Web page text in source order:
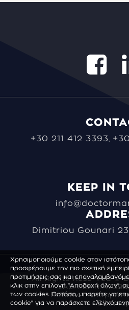
+30 211 412 3393
KEEP IN
Dimitriou Gounari
All Rights Reserved ©
Αρ. ΓΕΜΗ:
Πολιτική
Χρησιμοποιούμε cookie στον
προσφέρουμε την πιο σχετική
προτιμήσεις σας και
κλικ στην επιλογή "Αποδοχή όλων",
των cookies. Ωστόσο, μπορείτε να
cookie" για να παράσχετε